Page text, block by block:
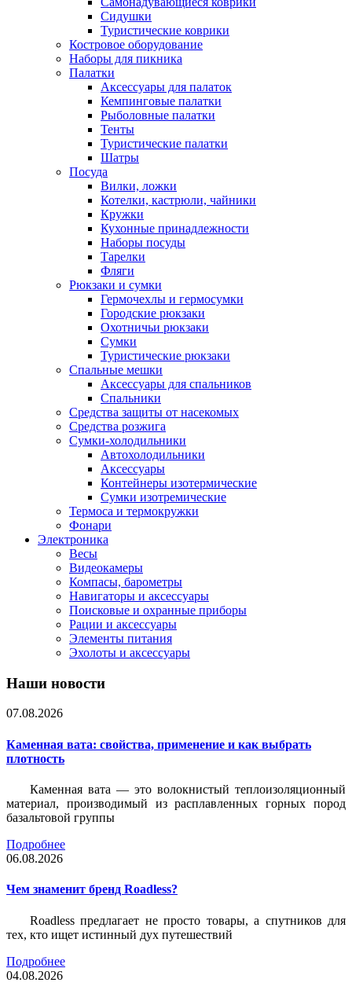
Сидушки
Туристические коврики
Костровое оборудование
Наборы для пикника
Палатки
Аксессуары для палаток
Кемпинговые палатки
Рыболовные палатки
Тенты
Туристические палатки
Шатры
Посуда
Вилки, ложки
Котелки, кастрюли, чайники
Кружки
Кухонные принадлежности
Наборы посуды
Тарелки
Фляги
Рюкзаки и сумки
Гермочехлы и гермосумки
Городские рюкзаки
Охотничьи рюкзаки
Сумки
Туристические рюкзаки
Спальные мешки
Аксессуары для спальников
Спальники
Средства защиты от насекомых
Средства розжига
Сумки-холодильники
Автохолодильники
Аксессуары
Контейнеры изотермические
Сумки изотремические
Термоса и термокружки
Фонари
Электроника
Весы
Видеокамеры
Компасы, барометры
Навигаторы и аксессуары
Поисковые и охранные приборы
Рации и аксессуары
Элементы питания
Эхолоты и аксессуары
Наши новости
07.08.2026
Каменная вата: свойства, применение и как выбрать
плотность
Каменная вата — это волокнистый теплоизоляционный
материал, производимый из расплавленных горных пород
базальтовой группы
Подробнее
06.08.2026
Чем знаменит бренд Roadless?
Roadless предлагает не просто товары, а спутников для
тех, кто ищет истинный дух путешествий
Подробнее
04.08.2026